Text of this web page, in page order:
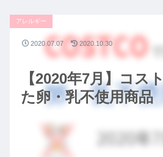
【2020年7月】コス
た卵・乳不使用商品
アレルギー
2020.07.07 2020.10.30